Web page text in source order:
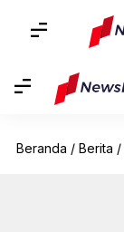
Beranda / Berita /